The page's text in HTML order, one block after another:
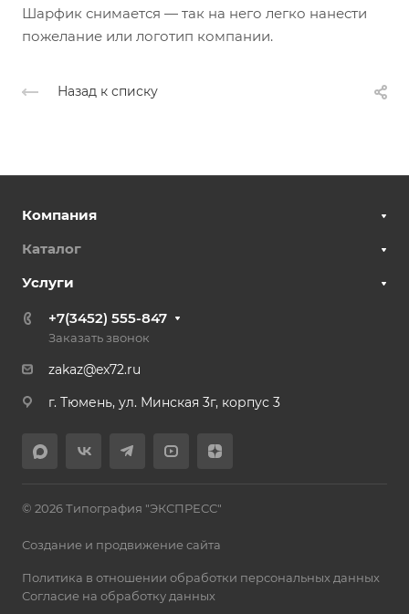
Шарфик снимается — так на него легко нанести
пожелание или логотип компании.
Назад к списку
Компания
Каталог
Услуги
+7(3452) 555-847
Заказать звонок
zakaz@ex72.ru
г. Тюмень, ул. Минская 3г, корпус 3
© 2026 Типография "ЭКСПРЕСС"
Создание и продвижение сайта
Политика в отношении обработки персональных данных
Согласие на обработку данных